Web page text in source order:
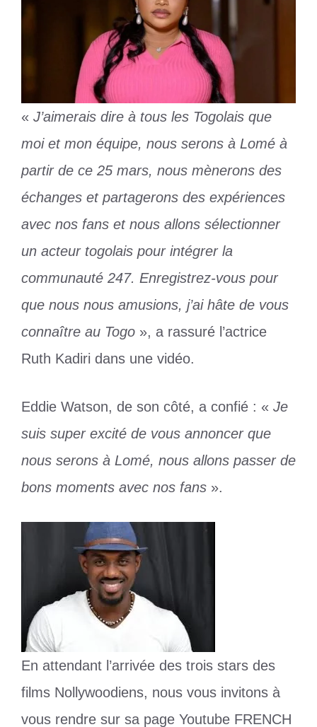
« J’aimerais dire à tous les Togolais que
moi et mon équipe, nous serons à Lomé à
partir de ce 25 mars, nous mènerons des
échanges et partagerons des expériences
avec nos fans et nous allons sélectionner
un acteur togolais pour intégrer la
communauté 247. Enregistrez-vous pour
que nous nous amusions, j’ai hâte de vous
connaître au Togo », a rassuré l’actrice
Ruth Kadiri dans une vidéo.
Eddie Watson, de son côté, a confié : « Je
suis super excité de vous annoncer que
nous serons à Lomé, nous allons passer de
bons moments avec nos fans ».
En attendant l’arrivée des trois stars des
films Nollywoodiens, nous vous invitons à
vous rendre sur sa page Youtube FRENCH